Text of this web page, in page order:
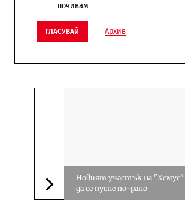
почивам
ГЛАСУВАЙ Архив
Следваща новина
Новият участък на
да се пусне по-рано